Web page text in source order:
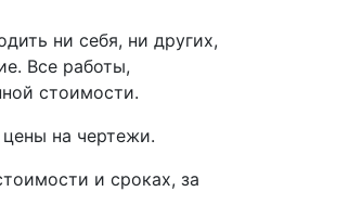
ни себя, ни других,
Все работы,
стоимости.
на чертежи.
и сроках, за